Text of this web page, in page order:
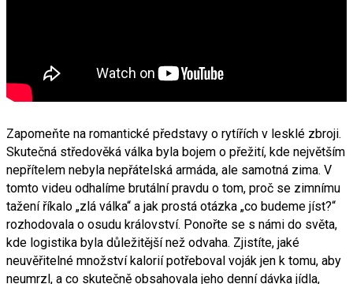
Zapomeňte na romantické představy o rytířích v lesklé zbroji.
Skutečná středověká válka byla bojem o přežití, kde největším
nepřítelem nebyla nepřátelská armáda, ale samotná zima. V
tomto videu odhalíme brutální pravdu o tom, proč se zimnímu
tažení říkalo „zlá válka“ a jak prostá otázka „co budeme jíst?“
rozhodovala o osudu království. Ponořte se s námi do světa,
kde logistika byla důležitější než odvaha. Zjistíte, jaké
neuvěřitelné množství kalorií potřeboval voják jen k tomu, aby
neumrzl, a co skutečně obsahovala jeho denní dávka jídla,